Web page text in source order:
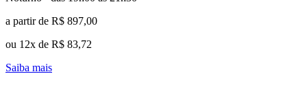
a partir de R$ 897,00
ou 12x de R$ 83,72
Saiba mais